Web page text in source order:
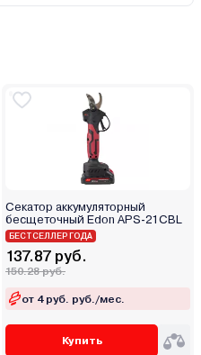
Секатор аккумуляторный
бесщеточный Edon APS-21CBL
БЕСТСЕЛЛЕР ГОДА
137.87 руб.
150.28 руб.
от 4 руб. руб./мес.
Купить